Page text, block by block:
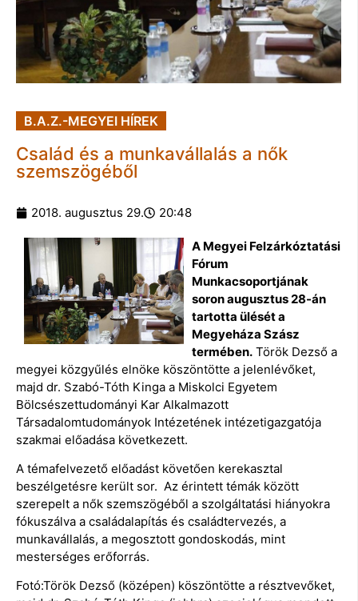
B.A.Z.-MEGYEI HÍREK
Család és a munkavállalás a nők
szemszögéből
2018. augusztus 29. 20:48
A Megyei Felzárkóztatási
Fórum
Munkacsoportjának
soron augusztus 28-án
tartotta ülését a
Megyeháza Szász
termében. Török Dezső a
megyei közgyűlés elnöke köszöntötte a jelenlévőket,
majd dr. Szabó-Tóth Kinga a Miskolci Egyetem
Bölcsészettudományi Kar Alkalmazott
Társadalomtudományok Intézetének intézetigazgatója
szakmai előadása következett.
A témafelvezető előadást követően kerekasztal
beszélgetésre került sor. Az érintett témák között
szerepelt a nők szemszögéből a szolgáltatási hiányokra
fókuszálva a családalapítás és családtervezés, a
munkavállalás, a megosztott gondoskodás, mint
mesterséges erőforrás.
Fotó:Török Dezső (középen) köszöntötte a résztvevőket,